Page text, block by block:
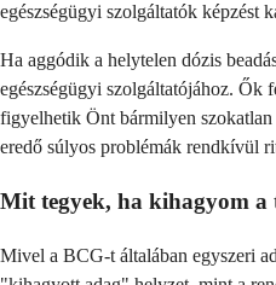
egészségügyi szolgáltatók képzést
Ha aggódik a helytelen dózis
egészségügyi szolgáltatójához. Ők
figyelhetik Önt bármilyen
eredő súlyos problémák rendkívül
Mit tegyek, ha kihagyom a
Mivel a BCG-t általában egyszeri